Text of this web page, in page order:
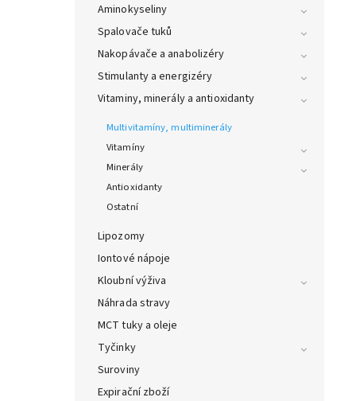
Aminokyseliny
Spalovače tuků
Nakopávače a anabolizéry
Stimulanty a energizéry
Vitaminy, minerály a antioxidanty
Multivitamíny, multiminerály
Vitamíny
Minerály
Antioxidanty
Ostatní
Lipozomy
Iontové nápoje
Kloubní výživa
Náhrada stravy
MCT tuky a oleje
Tyčinky
Suroviny
Expirační zboží